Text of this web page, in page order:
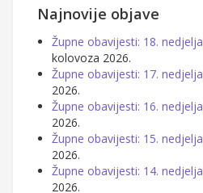
Najnovije objave
Župne obavijesti: 18.
kolovoza 2026.
Župne obavijesti: 17.
2026.
Župne obavijesti: 16.
2026.
Župne obavijesti: 15.
2026.
Župne obavijesti: 14.
2026.